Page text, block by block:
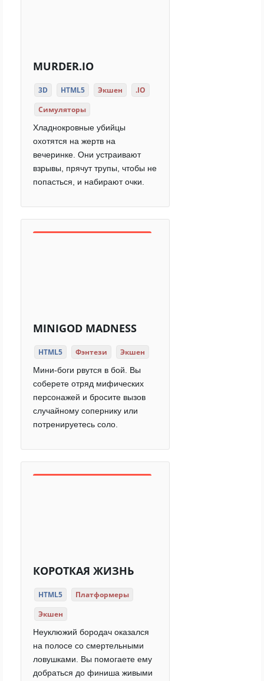
MURDER.IO
3D HTML5 Экшен
.IO
Симуляторы
Хладнокровные убийцы
охотятся на жертв на
вечеринке. Они устраивают
взрывы, прячут трупы, чтобы не
попасться, и набирают очки.
MINIGOD MADNESS
HTML5 Фэнтези Экшен
Мини-боги рвутся в бой. Вы
соберете отряд мифических
персонажей и бросите вызов
случайному сопернику или
потренируетесь соло.
КОРОТКАЯ ЖИЗНЬ
HTML5
Платформеры
Экшен
Неуклюжий бородач оказался
на полосе со смертельными
ловушками. Вы помогаете ему
добраться до финиша живыми